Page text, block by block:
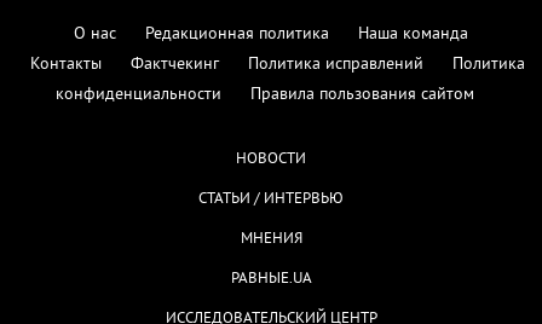
О нас Редакционная политика
Наша команда
Контакты
Фактчекинг Политика исправлений
Политика
конфиденциальности
Правила пользования сайтом
НОВОСТИ
СТАТЬИ / ИНТЕРВЬЮ
МНЕНИЯ
РАВНЫЕ.UA
ИССЛЕДОВАТЕЛЬСКИЙ ЦЕНТР